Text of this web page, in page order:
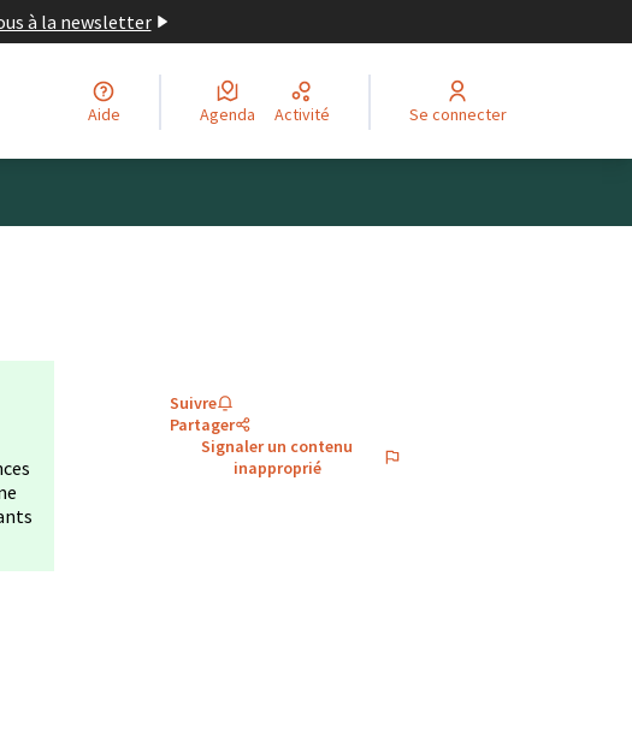
à la newsletter
Aide Agenda Activité Se connecter
Suivre
Partager
Signaler un contenu
inapproprié